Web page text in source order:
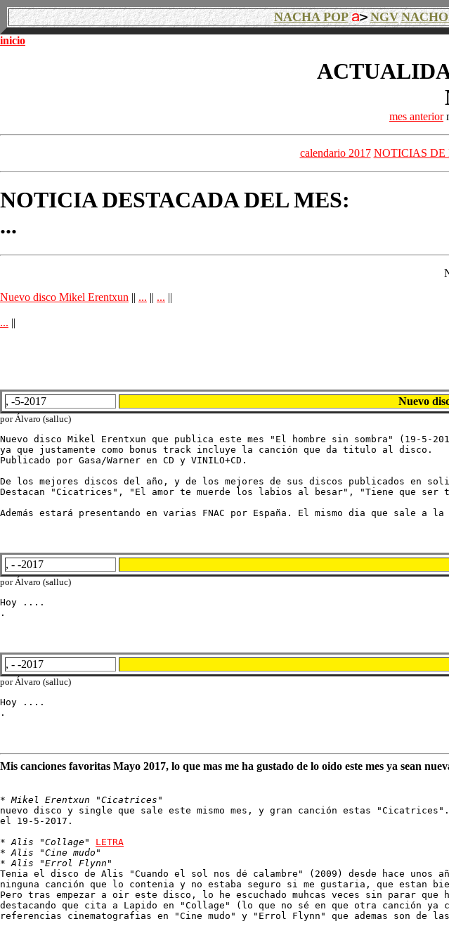
NACHA POP NGV
inicio
mes anterior
calendario 2017 NOTICIAS DE
NOTICIA DESTACADA DEL MES:
...
Nuevo disco Mikel Erentxun || ... || ... ||
... ||
, -5-2017 Nuevo
por Álvaro (salluc)
Nuevo disco Mikel Erentxun que publica este mes "El hombre sin sombra" (19-5-
ya que justamente como bonus track incluye la canción que da titulo al disco.
Publicado por Gasa/Warner en CD y VINILO+CD.
De los mejores discos del año, y de los mejores de sus discos publicados en
Destacan "Cicatrices", "El amor te muerde los labios al besar", "Tiene que
Además estará presentando en varias FNAC por España. El mismo dia que sale a
, - -2017
por Álvaro (salluc)
Hoy ....
.
, - -2017
por Álvaro (salluc)
Hoy ....
.
Mis canciones favoritas Mayo 2017, lo que mas me ha gustado de lo oido este mes ya sean
* Mikel Erentxun "Cicatrices"
nuevo disco y single que sale este mismo mes, y gran canción estas
el 19-5-2017.
* Alis "Collage"
LETRA
* Alis "Cine mudo"
* Alis "Errol Flynn"
Tenia el disco de Alis "Cuando el sol nos dé calambre" (2009) desde hace unos
ninguna canción que lo contenia y no estaba seguro si me gustaria, que estan
Pero tras empezar a oir este disco, lo he escuchado muhcas veces sin parar que
destacando que cita a Lapido en "Collage" (lo que no sé en que otra canción
referencias cinematografias en "Cine mudo" y "Errol Flynn" que ademas son de